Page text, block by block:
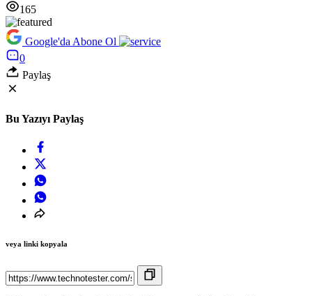
165
Google'da Abone Ol
0
Paylaş
Bu Yazıyı Paylaş
veya linki kopyala